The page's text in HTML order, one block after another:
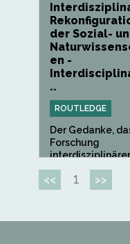
der Sozial-
en -
..
ROUTLEDGE
Der Gedanke,
Forschung
<< 1 >>